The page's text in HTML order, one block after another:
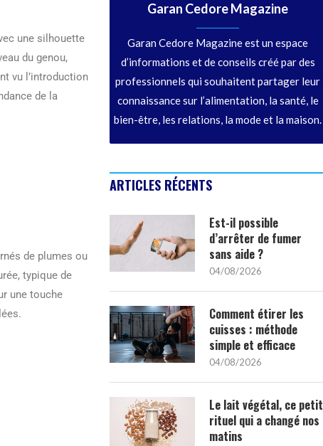
une silhouette
du genou,
vu l’introduction
de la
de plumes ou
typique de
une touche
Garan Cedore Magazine
Garan Cedore Magazine est un espace
d’informations et de conseils créé par des
professionnels qui souhaitent partager leur
connaissance sur l’alimentation, la santé, le
bien-être, les relations, la mode et la maison.
ARTICLES RÉCENTS
Est-il possible
d’arrêter de fumer
sans aide ?
04/08/2026
Comment étirer les
cuisses : méthode
simple et efficace
04/08/2026
Le lait végétal, ce petit
rituel qui a changé nos
matins